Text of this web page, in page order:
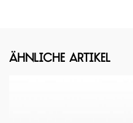
Ähnliche Artikel